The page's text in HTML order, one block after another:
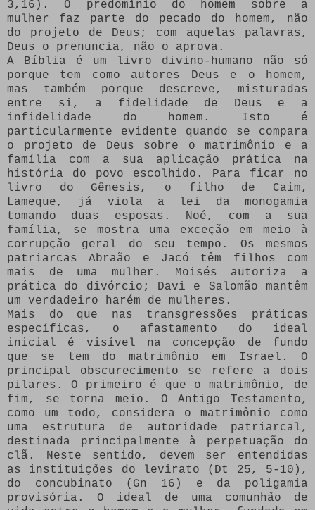
3,16). O predomínio do homem sobre a
mulher faz parte do pecado do homem, não
do projeto de Deus; com aquelas palavras,
Deus o prenuncia, não o aprova.
A Bíblia é um livro divino-humano não só
porque tem como autores Deus e o homem,
mas também porque descreve, misturadas
entre si, a fidelidade de Deus e a
infidelidade do homem. Isto é
particularmente evidente quando se compara
o projeto de Deus sobre o matrimônio e a
família com a sua aplicação prática na
história do povo escolhido. Para ficar no
livro do Gênesis, o filho de Caim,
Lameque, já viola a lei da monogamia
tomando duas esposas. Noé, com a sua
família, se mostra uma exceção em meio à
corrupção geral do seu tempo. Os mesmos
patriarcas Abraão e Jacó têm filhos com
mais de uma mulher. Moisés autoriza a
prática do divórcio; Davi e Salomão mantêm
um verdadeiro harém de mulheres.
Mais do que nas transgressões práticas
específicas, o afastamento do ideal
inicial é visível na concepção de fundo
que se tem do matrimônio em Israel. O
principal obscurecimento se refere a dois
pilares. O primeiro é que o matrimônio, de
fim, se torna meio. O Antigo Testamento,
como um todo, considera o matrimônio como
uma estrutura de autoridade patriarcal,
destinada principalmente à perpetuação do
clã. Neste sentido, devem ser entendidas
as instituições do levirato (Dt 25, 5-10),
do concubinato (Gn 16) e da poligamia
provisória. O ideal de uma comunhão de